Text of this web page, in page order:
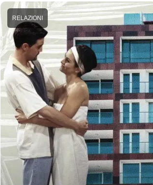
RELAZIONI